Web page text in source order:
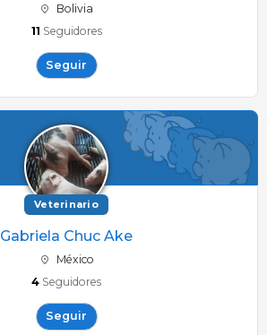
Bolivia
11 Seguidores
Seguir
Veterinario
Gabriela Chuc Ake
México
4 Seguidores
Seguir